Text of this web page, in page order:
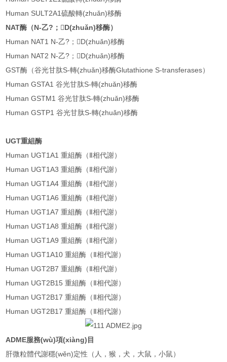
Human SULT2A1硫酸轉(zhuǎn)移酶
NAT酶（N-乙?；D(zhuǎn)移酶）
Human NAT1 N-乙?；D(zhuǎn)移酶
Human NAT2 N-乙?；D(zhuǎn)移酶
GST酶（谷光甘肽S-轉(zhuǎn)移酶Glutathione S-transferases）
Human GSTA1 谷光甘肽S-轉(zhuǎn)移酶
Human GSTM1 谷光甘肽S-轉(zhuǎn)移酶
Human GSTP1 谷光甘肽S-轉(zhuǎn)移酶
UGT重組酶
Human UGT1A1 重組酶（Ⅱ相代謝）
Human UGT1A3 重組酶（Ⅱ相代謝）
Human UGT1A4 重組酶（Ⅱ相代謝）
Human UGT1A6 重組酶（Ⅱ相代謝）
Human UGT1A7 重組酶（Ⅱ相代謝）
Human UGT1A8 重組酶（Ⅱ相代謝）
Human UGT1A9 重組酶（Ⅱ相代謝）
Human UGT1A10 重組酶（Ⅱ相代謝）
Human UGT2B7 重組酶（Ⅱ相代謝）
Human UGT2B15 重組酶（Ⅱ相代謝）
Human UGT2B17 重組酶（Ⅱ相代謝）
Human UGT2B17 重組酶（Ⅱ相代謝）
ADME服務(wù)項(xiàng)目
肝微粒體代謝穩(wěn)定性（人，猴，犬，大鼠，小鼠）